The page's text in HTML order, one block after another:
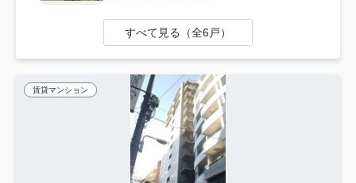
すべて見る（全6戸）
賃貸マンション